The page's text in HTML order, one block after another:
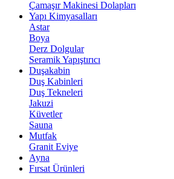
Çamaşır Makinesi Dolapları
Yapı Kimyasalları
Astar
Boya
Derz Dolgular
Seramik Yapıştırıcı
Duşakabin
Duş Kabinleri
Duş Tekneleri
Jakuzi
Küvetler
Sauna
Mutfak
Granit Eviye
Ayna
Fırsat Ürünleri